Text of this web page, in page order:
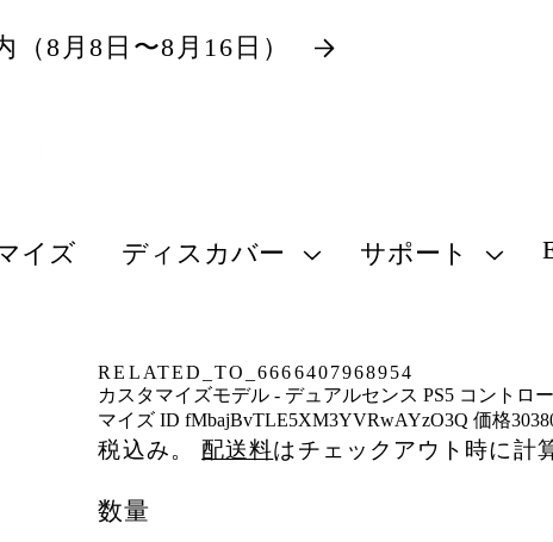
（8月8日〜8月16日）
イズ ディスカバー サポート
RELATED_TO_6666407968954
カスタマイズモデル - デュアルセンス PS5 コントロ
マイズ ID fMbajBvTLE5XM3YVRwAYzO3Q 価格
税込み。 配送料はチェックアウト時に計
数量